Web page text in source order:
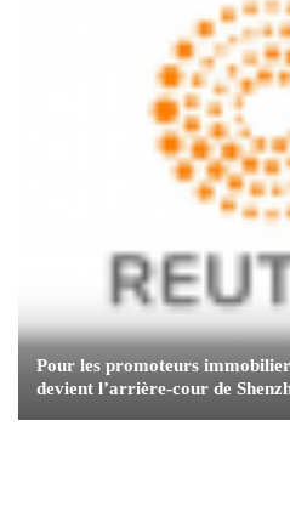
Pour les promoteurs
devient l’arrière-cour de